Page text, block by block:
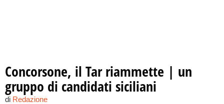
Concorsone, il Tar riammette | un
gruppo di candidati siciliani
di Redazione